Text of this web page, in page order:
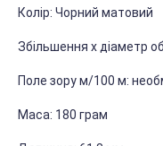
Колір: Чорний матовий
Збільшення x діаметр
Поле зору м/100 м:
Маса: 180 грам